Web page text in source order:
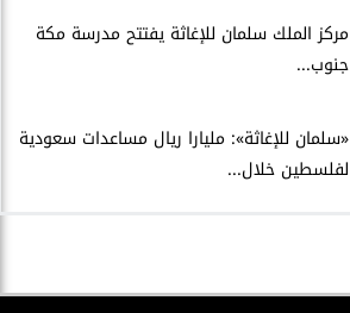
مركز الملك سلمان للإغاثة يفتتح مدرسة مكة
جنوب...
«سلمان للإغاثة»: مليارا ريال مساعدات سعودية
لفلسطين خلال...